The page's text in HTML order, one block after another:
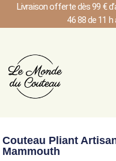
Livraison offerte dès 99 €
46 88 de 11 h
Couteau Pliant
Mammouth